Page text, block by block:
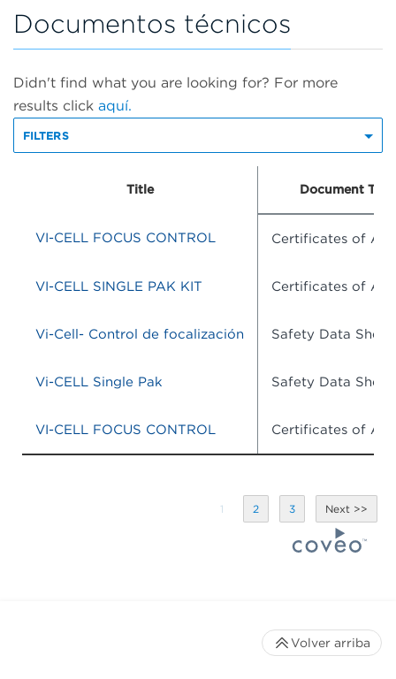
Documentos técnicos
Didn't find what you are looking for? For more
results click aquí.
FILTERS
Title Document Type
VI-CELL FOCUS CONTROL Certificates of
VI-CELL SINGLE PAK KIT Certificates of
Vi-Cell- Control de focalización Safety Data Sheet
Vi-CELL Single Pak Safety Data Sheet
VI-CELL FOCUS CONTROL Certificates of
1 2 3
Volver arriba